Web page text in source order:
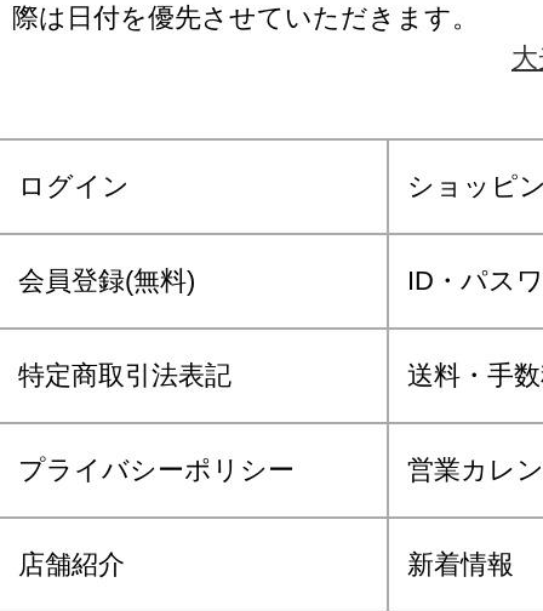
際は日付を優先させていただきます。
ログイン ショッピ
会員登録(無料) ID・パス
特定商取引法表記 送料・手
プライバシーポリシー 営業カレ
店舗紹介 新着情報